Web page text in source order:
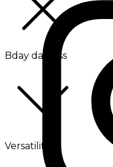
Bday da Boss
Versatilité